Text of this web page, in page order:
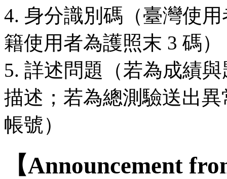
4. 身分識別碼（臺灣使
籍使用者為護照末 3 碼）
5. 詳述問題（若為成績
描述；若為總測驗送出
帳號）
【Announcement